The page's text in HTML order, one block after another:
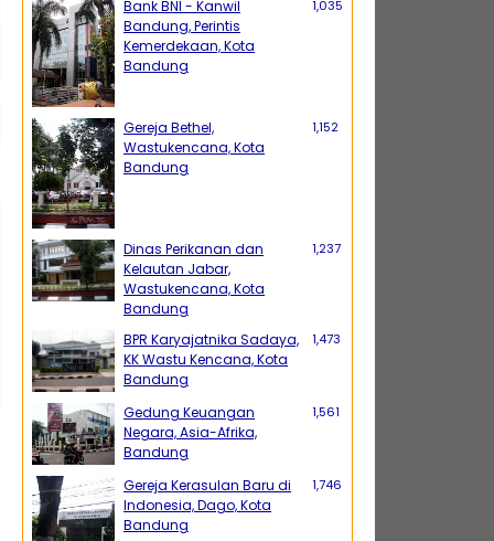
Bank BNI - Kanwil
Bandung, Perintis
Kemerdekaan, Kota
Bandung
1,035
Gereja Bethel,
Wastukencana, Kota
Bandung
1,152
Dinas Perikanan dan
Kelautan Jabar,
Wastukencana, Kota
Bandung
1,237
BPR Karyajatnika Sadaya,
KK Wastu Kencana, Kota
Bandung
1,473
Gedung Keuangan
Negara, Asia-Afrika,
Bandung
1,561
Gereja Kerasulan Baru di
Indonesia, Dago, Kota
Bandung
1,746